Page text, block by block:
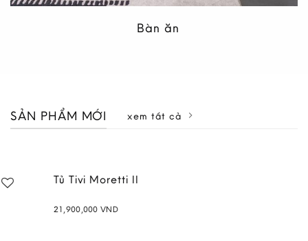
Bàn ăn
SẢN PHẨM MỚI xem tất cả
Tủ Tivi Moretti II
21,900,000VND